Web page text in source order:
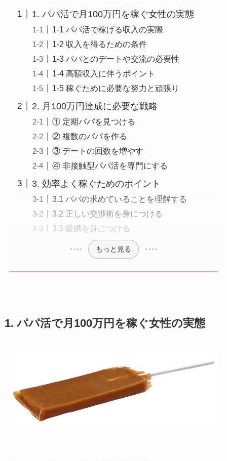
1. パパ活で月100万円を稼ぐ女性の実態
1-1 パパ活で稼げる収入の実際
1-2 収入を得るための条件
1-3 パパとのデートや交流の必要性
1-4 高額収入に伴うポイント
1-5 稼ぐために必要な努力と頑張り
2. 月100万円達成に必要な戦略
① 定期パパを見つける
② 複数のパパを作る
③ デートの回数を増やす
④ 非接触型パパ活を専門にする
3. 効率よく稼ぐためのポイント
3.1 パパの求めていることを理解する
3.2 正しい交渉術を身につける
3.3 愛嬌を身につける
もっと見る
1. パパ活で月100万円を稼ぐ女性の実態